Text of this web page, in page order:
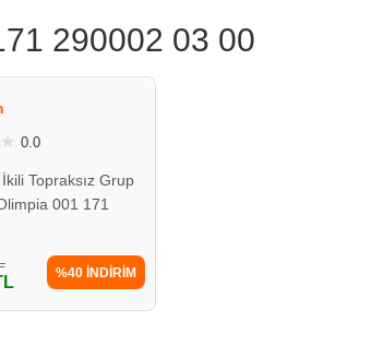
290002 03 00
0.0
Topraksız Grup
001 171
%40 İNDİRİM